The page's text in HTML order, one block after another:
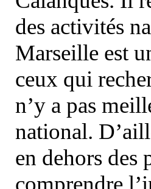
des activités
Marseille est
ceux qui
n’y a pas
national.
en dehors des
comprendre